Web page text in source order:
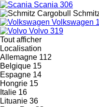
Scania 306
Volkswagen
Volvo 319
Tout afficher
Localisation
Allemagne 112
Belgique 15
Espagne 14
Hongrie 15
Italie 16
Lituanie 36